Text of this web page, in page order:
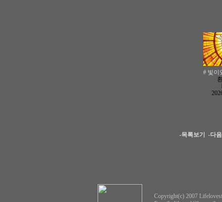
# 빛이
-목록보기 -다
Copyright(c) 2007